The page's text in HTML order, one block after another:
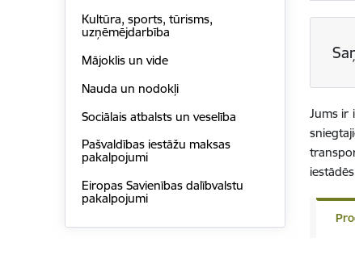
Kultūra, sports, tūrisms,
uzņēmējdarbība
Mājoklis un vide
Nauda un nodokļi
Sociālais atbalsts un veselība
Pašvaldības iestāžu maksas
pakalpojumi
Eiropas Savienības dalībvalstu
pakalpojumi
Jums ir